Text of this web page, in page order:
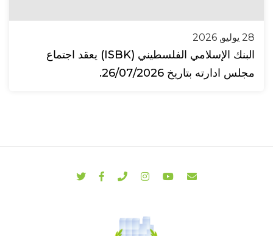
28 يوليو, 2026
البنك الإسلامي الفلسطيني (ISBK) يعقد اجتماع
مجلس ادارته بتاريخ 26/07/2026.